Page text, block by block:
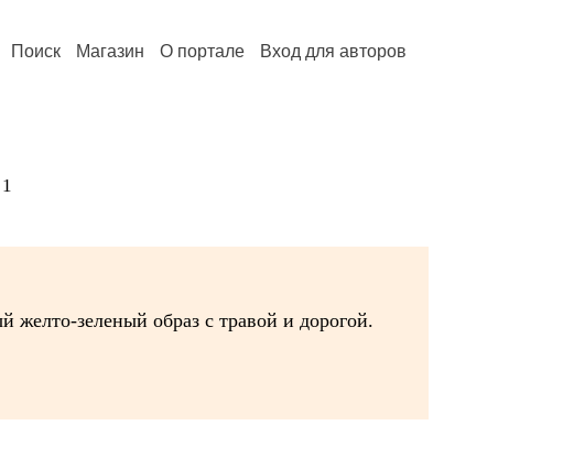
Поиск Магазин О портале Вход для авторов
зеленый образ с травой и дорогой.